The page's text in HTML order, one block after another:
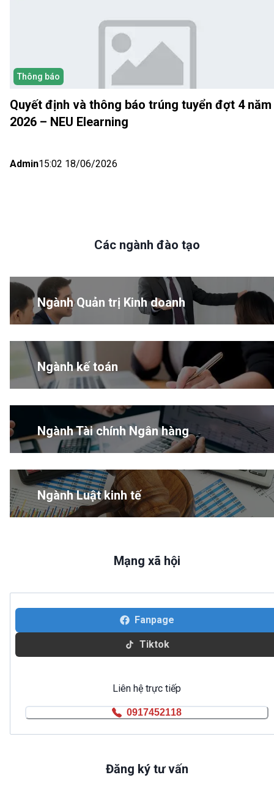
Thông báo
Quyết định và thông báo trúng tuyển đợt 4 năm
2026 – NEU Elearning
Admin15:02 18/06/2026
Các ngành đào tạo
Ngành Quản trị Kinh doanh
Ngành kế toán
Ngành Tài chính Ngân hàng
Ngành Luật kinh tế
Mạng xã hội
Fanpage
Tiktok
Liên hệ trực tiếp
0917452118
Đăng ký tư vấn